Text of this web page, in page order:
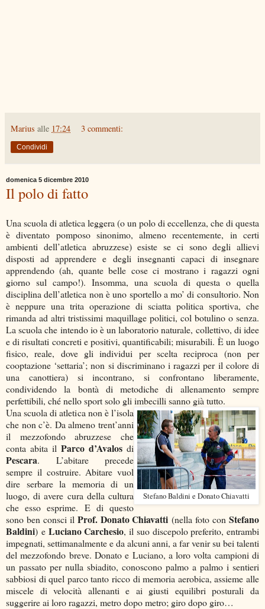
Marius alle 17:24 3 commenti:
Condividi
domenica 5 dicembre 2010
Il polo di fatto
Una scuola di atletica leggera (o un polo di eccellenza, che di questa
è diventato pomposo sinonimo, almeno recentemente, in certi
ambienti dell’atletica abruzzese) esiste se ci sono degli allievi
disposti ad apprendere e degli insegnanti capaci di insegnare
apprendendo (ah, quante belle cose ci mostrano i ragazzi ogni
giorno sul campo!). Insomma, una scuola di questa o quella
disciplina dell’atletica non è uno sportello a mo’ di consultorio. Non
è neppure una trita operazione di sciatta politica sportiva, che
rimanda ad altri tristissimi maquillage politici, col botulino o senza.
La scuola che intendo io è un laboratorio naturale, collettivo, di idee
e di risultati concreti e positivi, quantificabili; misurabili. È un luogo
fisico, reale, dove gli individui per scelta reciproca (non per
cooptazione ‘settaria’; non si discriminano i ragazzi per il colore di
una canottiera) si incontrano, si confrontano liberamente,
condividendo la bontà di metodiche di allenamento sempre
perfettibili, ché nello sport solo gli imbecilli sanno già tutto.
Stefano Baldini e Donato Chiavatti
Una scuola di atletica non è l’isola
che non c’è. Da almeno trent’anni
il mezzofondo abruzzese che
conta abita il Parco d’Avalos di
Pescara. L’abitare precede
sempre il costruire. Abitare vuol
dire serbare la memoria di un
luogo, di avere cura della cultura
che esso esprime. E di questo
sono ben consci il Prof. Donato Chiavatti(nella foto conStefano
Baldini) e Luciano Carchesio, il suo discepolo preferito, entrambi
impegnati, settimanalmente e da alcuni anni, a far venir su bei talenti
del mezzofondo breve. Donato e Luciano, a loro volta campioni di
un passato per nulla sbiadito, conoscono palmo a palmo i sentieri
sabbiosi di quel parco tanto ricco di memoria aerobica, assieme alle
miscele di velocità allenanti e ai giusti equilibri posturali da
suggerire ai loro ragazzi, metro dopo metro; giro dopo giro…